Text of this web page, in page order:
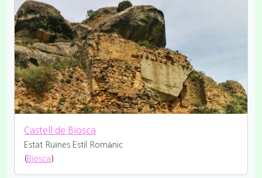
Castell de Biosca
Estat Ruïnes Estil Romànic
(Biosca)